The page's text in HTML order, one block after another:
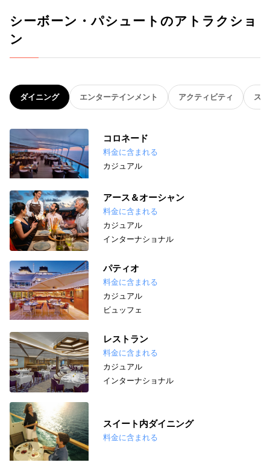
シーボーン・パシュートのアトラクショ
ン
ダイニング エンターテインメント アクティビティ ス
コロネード
料金に含まれる
カジュアル
アース＆オーシャン
料金に含まれる
カジュアル
インターナショナル
パティオ
料金に含まれる
カジュアル
ビュッフェ
レストラン
料金に含まれる
カジュアル
インターナショナル
スイート内ダイニング
料金に含まれる